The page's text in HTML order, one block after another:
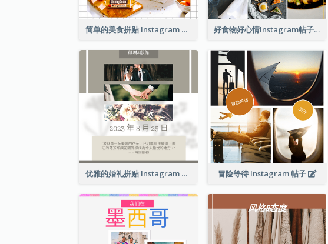
简单的美食拼贴 Instagram 帖子 好食物好心情Instagram帖子
优雅的婚礼拼贴 Instagram 帖子 冒险等待 Instagram 帖子